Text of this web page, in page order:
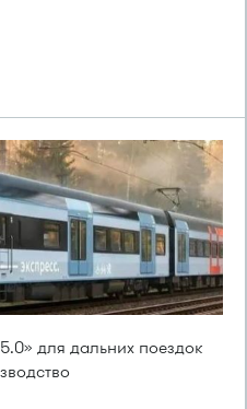
для дальних поездок